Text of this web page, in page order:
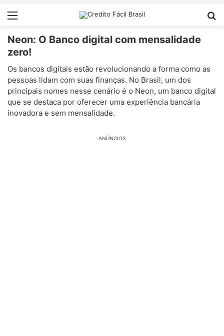
Menu
Neon: O Banco digital com mensalidade
zero!
Os bancos digitais estão revolucionando a forma como as
pessoas lidam com suas finanças. No Brasil, um dos
principais nomes nesse cenário é o Neon, um banco digital
que se destaca por oferecer uma experiência bancária
inovadora e sem mensalidade.
ANÚNCIOS